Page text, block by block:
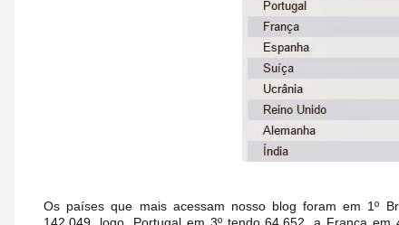
Os países que mais acessam nosso blog foram em 1º